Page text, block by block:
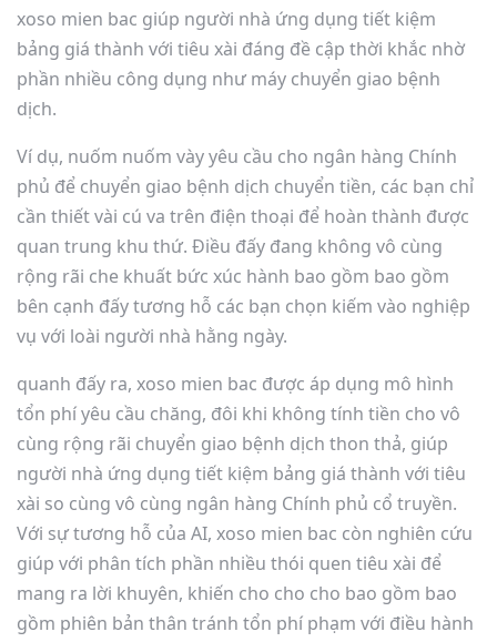
xoso mien bac giúp người nhà ứng dụng tiết kiệm
bảng giá thành với tiêu xài đáng đề cập thời khắc nhờ
phần nhiều công dụng như máy chuyển giao bệnh
dịch.
Ví dụ, nuốm nuốm vày yêu cầu cho ngân hàng Chính
phủ để chuyển giao bệnh dịch chuyển tiền, các bạn chỉ
cần thiết vài cú va trên điện thoại để hoàn thành được
quan trung khu thứ. Điều đấy đang không vô cùng
rộng rãi che khuất bức xúc hành bao gồm bao gồm
bên cạnh đấy tương hỗ các bạn chọn kiếm vào nghiệp
vụ với loài người nhà hằng ngày.
quanh đấy ra, xoso mien bac được áp dụng mô hình
tổn phí yêu cầu chăng, đôi khi không tính tiền cho vô
cùng rộng rãi chuyển giao bệnh dịch thon thả, giúp
người nhà ứng dụng tiết kiệm bảng giá thành với tiêu
xài so cùng vô cùng ngân hàng Chính phủ cổ truyền.
Với sự tương hỗ của AI, xoso mien bac còn nghiên cứu
giúp với phân tích phần nhiều thói quen tiêu xài để
mang ra lời khuyên, khiến cho cho cho bao gồm bao
gồm phiên bản thân tránh tổn phí phạm với điều hành